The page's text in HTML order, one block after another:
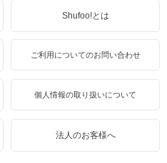
Shufoo!とは
ご利用についてのお問い合わせ
個人情報の取り扱いについて
法人のお客様へ